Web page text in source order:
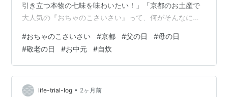
引き立つ本物の七味を味わいたい！」「京都のお土産で
大人気の『おちゃのこさいさい』って、何がそんなに美
っとした味変や贅沢感」が欲しくなることはありません
か？ そんな食卓の悩みをひと振りで解決し、おうちごは
んを極上の「京の味」に格上げしてくれるのが、産寧坂
など京都の観光地で大人気を誇る和のスパイス専門店
『おちゃのこさいさい』です。 看板商品の風味豊かな七
#おちゃのこさいさい #京都 #父の日 #母の日
#敬老の日 #お中元 #自炊
life-trial-log • 2ヶ月前